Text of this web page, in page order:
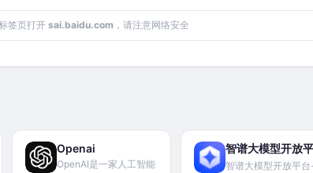
签页打开 sai.baidu.com ，请注意网络安全
Openai
OpenAI是一家人工智能
智谱大模型开放
智谱大模型开放平